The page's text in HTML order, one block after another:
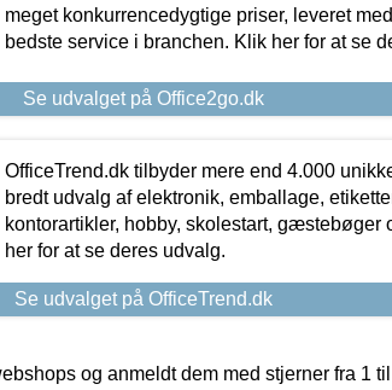
meget konkurrencedygtige priser, leveret
bedste service i branchen. Klik her for at se
Se udvalget på Office2go.dk
OfficeTrend.dk tilbyder mere end 4.000
bredt udvalg af elektronik, emballage,
kontorartikler, hobby, skolestart, gæstebøger
her for at se deres udvalg.
Se udvalget på OfficeTrend.dk
og anmeldt dem med stjerner fra 1